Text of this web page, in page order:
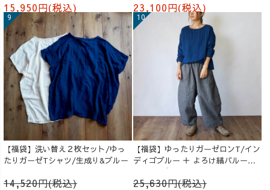
15,950円(税込)
23,100円(税込)
【福袋】洗い替え２枚セット/ゆっ
たりガーゼTシャツ/生成り&ブルー
14,520円(税込)
【福袋】ゆったりガーゼロンT/イン
ディゴブルー ＋ よろけ縞バルーン
パンツ/グレー
25,630円(税込)